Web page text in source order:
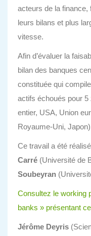
acteurs de la
leurs bilans et plus
vitesse.
Afin d’évaluer la
bilan des banques
constituée qui
actifs échoués pour
entier, USA, Union
Royaume-Uni, Japon)
Ce travail a été
Carré (Université de
Soubeyran
Consultez le working
banks » présentant
Jérôme Deyris